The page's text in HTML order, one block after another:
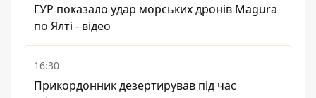
ГУР показало удар морських дронів Magura
по Ялті - відео
16:30
Прикордонник дезертирував під час